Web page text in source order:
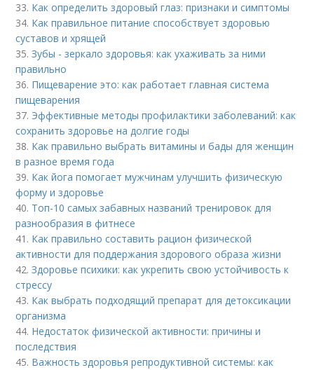
33. Как определить здоровый глаз: признаки и симптомы
34. Как правильное питание способствует здоровью
суставов и хрящей
35.Зубы - зеркало здоровья: как ухаживать за ними
правильно
36. Пищеварение это: как работает главная система
пищеварения
37. Эффективные методы профилактики заболеваний: как
сохранить здоровье на долгие годы
38. Как правильно выбрать витамины и бады для женщин
в разное время года
39. Как йога помогает мужчинам улучшить физическую
форму и здоровье
40. Топ-10 самых забавных названий тренировок для
разнообразия в фитнесе
41. Как правильно составить рацион физической
активности для поддержания здорового образа жизни
42.Здоровье психики: как укрепить свою устойчивость к
стрессу
43. Как выбрать подходящий препарат для детоксикации
организма
44. Недостаток физической активности: причины и
последствия
45. Важность здоровья репродуктивной системы: как